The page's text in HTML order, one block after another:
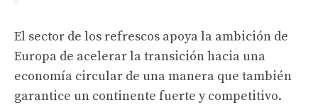
El sector de los refrescos apoya la ambición de
Europa de acelerar la transición hacia una
economía circular de una manera que también
garantice un continente fuerte y competitivo.